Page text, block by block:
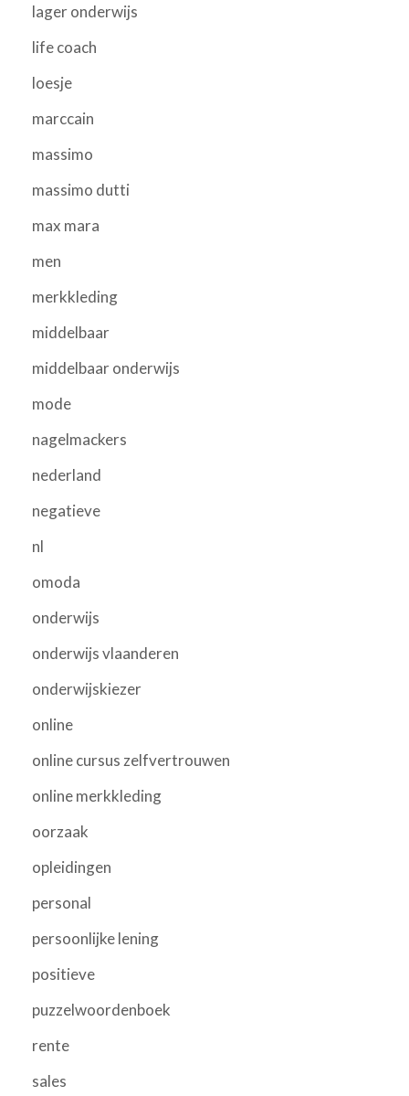
lager onderwijs
life coach
loesje
marccain
massimo
massimo dutti
max mara
men
merkkleding
middelbaar
middelbaar onderwijs
mode
nagelmackers
nederland
negatieve
nl
omoda
onderwijs
onderwijs vlaanderen
onderwijskiezer
online
online cursus zelfvertrouwen
online merkkleding
oorzaak
opleidingen
personal
persoonlijke lening
positieve
puzzelwoordenboek
rente
sales